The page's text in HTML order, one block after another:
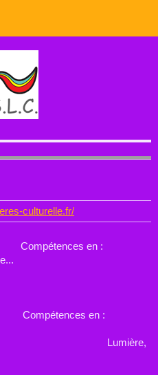
Son Lumières
culturelle.fr/
en :
en :